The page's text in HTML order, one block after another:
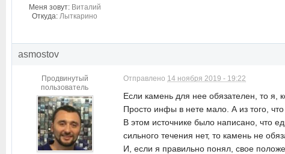
Меня зовут: Виталий
Откуда: Лыткарино
asmostov
Продвинутый
пользователь
Отправлено 14 ноября 2019 - 19:22
Если камень для нее обязателен, то я,
Просто инфы в нете мало. А из того,
В этом источнике было написано, что
сильного течения нет, то камень не
И, если я правильно понял, свое